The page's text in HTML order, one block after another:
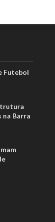
Futebol
na Barra